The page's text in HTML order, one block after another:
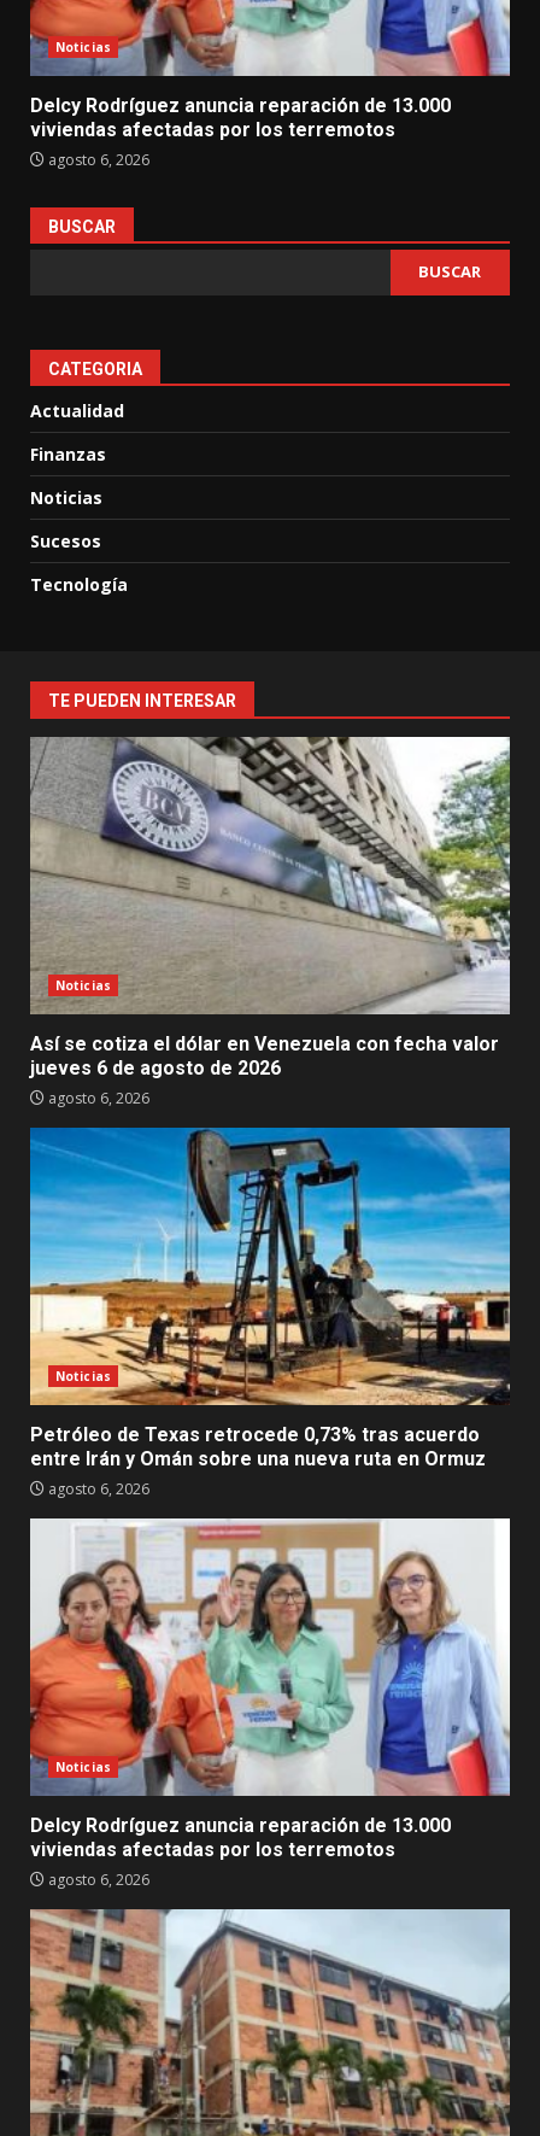
Noticias
Delcy Rodríguez anuncia reparación de 13.000
viviendas afectadas por los terremotos
agosto 6, 2026
BUSCAR
BUSCAR
CATEGORIA
Actualidad
Finanzas
Noticias
Sucesos
Tecnología
TE PUEDEN INTERESAR
Noticias
Así se cotiza el dólar en Venezuela con fecha valor
jueves 6 de agosto de 2026
agosto 6, 2026
Noticias
Petróleo de Texas retrocede 0,73% tras acuerdo
entre Irán y Omán sobre una nueva ruta en Ormuz
agosto 6, 2026
Noticias
Delcy Rodríguez anuncia reparación de 13.000
viviendas afectadas por los terremotos
agosto 6, 2026